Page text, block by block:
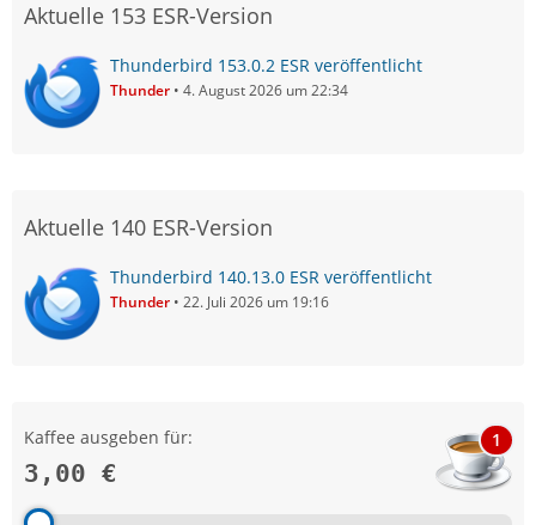
Aktuelle 153 ESR-Version
Thunderbird 153.0.2 ESR veröffentlicht
Thunder 4. August 2026 um 22:34
Aktuelle 140 ESR-Version
Thunderbird 140.13.0 ESR veröffentlicht
Thunder 22. Juli 2026 um 19:16
Kaffee ausgeben für:
3,00 €
1